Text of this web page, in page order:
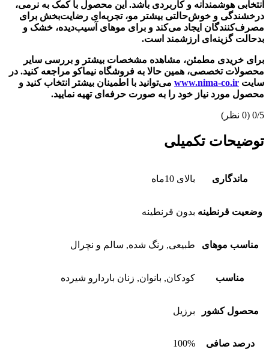
انتخابی هوشمندانه و کاربردی باشد. این محصول با کمک به نرمی،
درخشندگی و خوش‌حالتی بیشتر مو، تجربه‌ای رضایت‌بخش برای
مصرف‌کنندگان ایجاد می‌کند و برای موهای آسیب‌دیده، خشک و
بدحالت گزینه‌ای ارزشمند است.
برای خریدی مطمئن، مشاهده مشخصات بیشتر و بررسی سایر
محصولات تخصصی، همین حالا به فروشگاه نیماکو مراجعه کنید. در
سایت www.nima-co.ir می‌توانید با اطمینان بیشتر انتخاب کنید و
محصول مورد نیاز خود را به صورت حرفه‌ای تهیه نمایید.
0/5 (0 نظر)
توضیحات تکمیلی
ماندگاری بالای 10ماه
وضعیت قرنطینه بدون قرنطینه
مناسب موهای طبیعی, رنگ شده, سالم و نچرال
مناسب کودکان, بانوان, زنان باردارو شیرده
محصول کشور برزیل
درصد صافی 100%